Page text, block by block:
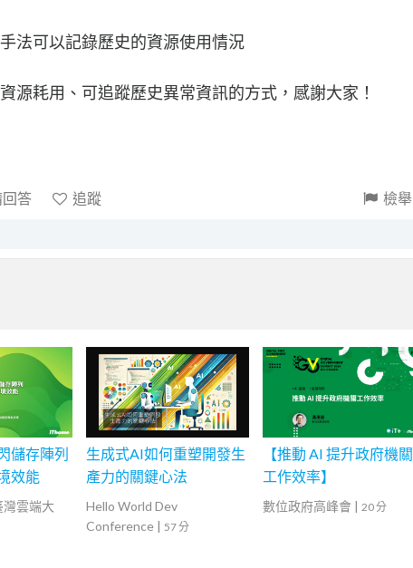
法可以記錄歷史的資源使用情況
源耗用、可追蹤歷史異常資訊的方式，感謝大家！
答 追蹤 檢舉
儲存陣列
效能
灣雲端大
生成式AI如何重塑開發生
產力的關鍵心法
Hello World Dev
Conference | 57 分
【推動 AI 提升政府機關
工作效率】
數位政府高峰會 | 20 分